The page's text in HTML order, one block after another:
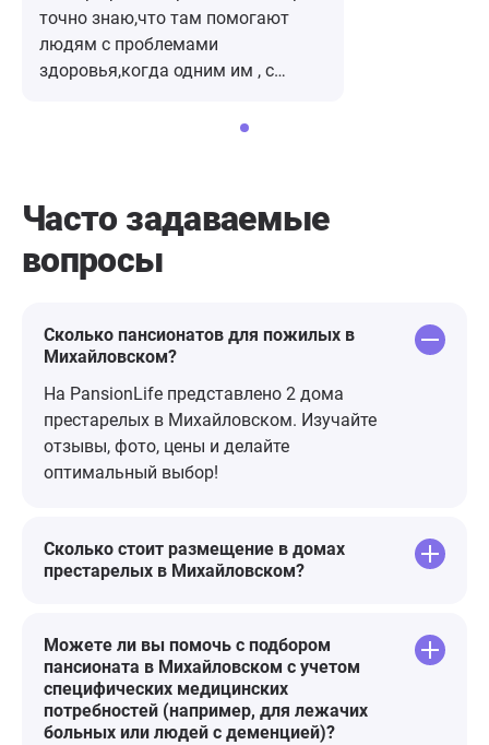
точно знаю,что там помогают
людям с проблемами
здоровья,когда одним им , с
Часто задаваемые
вопросы
Сколько пансионатов для пожилых в
Михайловском?
На PansionLife представлено 2 дома
престарелых в Михайловском. Изучайте
отзывы, фото, цены и делайте
оптимальный выбор!
Сколько стоит размещение в домах
престарелых в Михайловском?
Можете ли вы помочь с подбором
пансионата в Михайловском с учетом
специфических медицинских
потребностей (например, для лежачих
больных или людей с деменцией)?